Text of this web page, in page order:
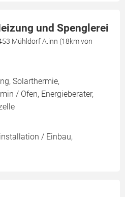
und Spenglerei
Mühldorf A.inn (18km von
Solarthermie,
/ Ofen, Energieberater,
/ Einbau,